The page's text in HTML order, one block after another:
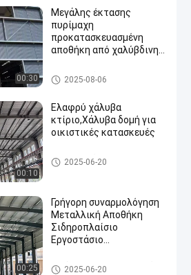
00:30
Μεγάλης έκτασης
πυρίμαχη
προκατασκευασμένη
αποθήκη από χαλύβδινη
Αποθήκη χάλυβα
2025-08-06
00:10
Ελαφρύ χάλυβα
κτίριο,Χάλυβα δομή για
οικιστικές κατασκευές
Αποθήκη χάλυβα
2025-06-20
00:25
Γρήγορη συναρμολόγηση
Μεταλλική Αποθήκη
Σιδηροπλαίσιο
Εργοστάσιο
δομή Σιδηροπλαστική
Υπεύθυνοι κατασκευής χάλυ
2025-06-20